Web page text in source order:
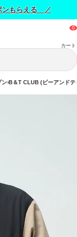
ンもらえる ／
カート
ン B＆T CLUB (ビーアンドテ